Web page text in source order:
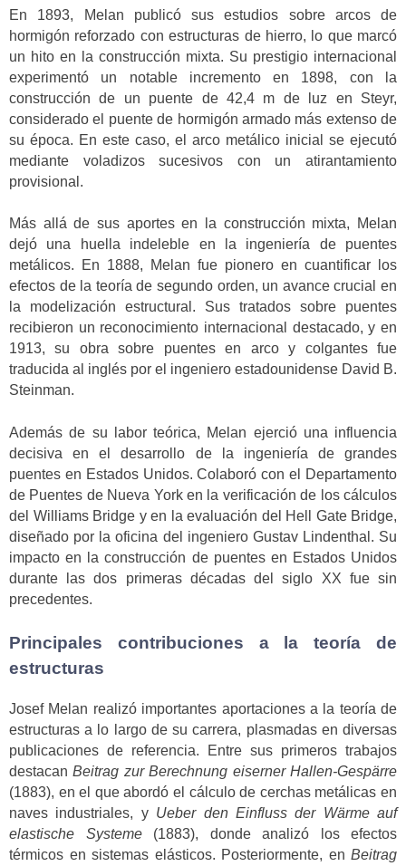
En 1893, Melan publicó sus estudios sobre arcos de
hormigón reforzado con estructuras de hierro, lo que marcó
un hito en la construcción mixta. Su prestigio internacional
experimentó un notable incremento en 1898, con la
construcción de un puente de 42,4 m de luz en Steyr,
considerado el puente de hormigón armado más extenso de
su época. En este caso, el arco metálico inicial se ejecutó
mediante voladizos sucesivos con un atirantamiento
provisional.
Más allá de sus aportes en la construcción mixta, Melan
dejó una huella indeleble en la ingeniería de puentes
metálicos. En 1888, Melan fue pionero en cuantificar los
efectos de la teoría de segundo orden, un avance crucial en
la modelización estructural. Sus tratados sobre puentes
recibieron un reconocimiento internacional destacado, y en
1913, su obra sobre puentes en arco y colgantes fue
traducida al inglés por el ingeniero estadounidense David B.
Steinman.
Además de su labor teórica, Melan ejerció una influencia
decisiva en el desarrollo de la ingeniería de grandes
puentes en Estados Unidos. Colaboró con el Departamento
de Puentes de Nueva York en la verificación de los cálculos
del Williams Bridge y en la evaluación del Hell Gate Bridge,
diseñado por la oficina del ingeniero Gustav Lindenthal. Su
impacto en la construcción de puentes en Estados Unidos
durante las dos primeras décadas del siglo XX fue sin
precedentes.
Principales contribuciones a la teoría de
estructuras
Josef Melan realizó importantes aportaciones a la teoría de
estructuras a lo largo de su carrera, plasmadas en diversas
publicaciones de referencia. Entre sus primeros trabajos
destacanBeitrag zur Berechnung eiserner Hallen-Gespärre
(1883), en el que abordó el cálculo de cerchas metálicas en
naves industriales, y Ueber den Einfluss der Wärme auf
elastische Systeme(1883), donde analizó los efectos
térmicos en sistemas elásticos. Posteriormente, en Beitrag